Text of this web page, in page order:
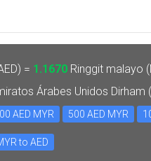
= 1.1670 Ringgit malayo
Árabes Unidos Dirham
AED MYR 500 AED MYR
to AED